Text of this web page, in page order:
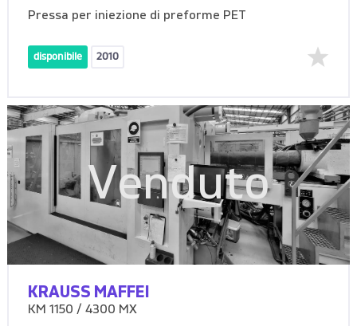
Pressa per iniezione di preforme PET
disponibile 2010
Venduto
KRAUSS MAFFEI
KM 1150 / 4300 MX